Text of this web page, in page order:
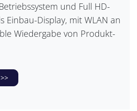
und Full HD-
Einbau-Display, mit WLAN an
Wiedergabe von Produkt-